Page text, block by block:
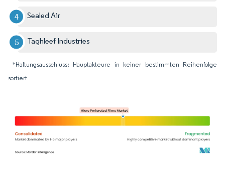
Sealed Air
Taghleef Industries
*Haftungsausschluss: Hauptakteure in keiner bestimmten Reihenfolge
sortiert